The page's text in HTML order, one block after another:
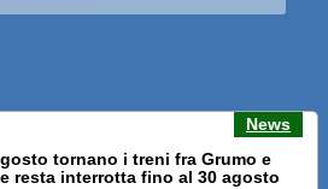
News
tornano i treni fra Grumo e
resta interrotta fino al 30 agosto